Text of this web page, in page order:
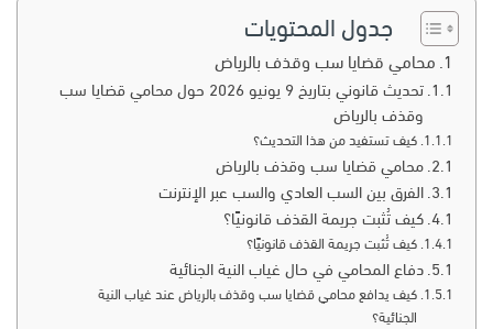
جدول المحتويات
محامي قضايا سب وقذف بالرياض
تحديث قانوني بتاريخ 9 يونيو 2026 حول محامي قضايا سب
وقذف بالرياض
كيف تستفيد من هذا التحديث؟
محامي قضايا سب وقذف بالرياض
الفرق بين السب العادي والسب عبر الإنترنت
كيف تُثبت جريمة القذف قانونيًا؟
كيف تُثبت جريمة القذف قانونيًا؟
دفاع المحامي في حال غياب النية الجنائية
كيف يدافع محامي قضايا سب وقذف بالرياض عند غياب النية
الجنائية؟